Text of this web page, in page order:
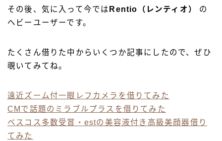
その後、気に入って今では Rentio（レンティオ）
の
ヘビーユーザーです。
たくさん借りた中からいくつか記事にしたので、ぜひ
覗いてみてね。
遠近ズーム付一眼レフカメラを借りてみた
CMで話題のミラブルプラスを借りてみた
ベスコス多数受賞・estの美容液付き高級美顔器借り
てみた